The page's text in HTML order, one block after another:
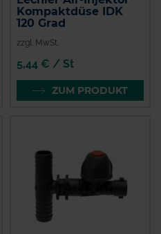
Kompaktdüse IDK
120 Grad
zzgl. MwSt.
5,44 € / St
ZUM PRODUKT